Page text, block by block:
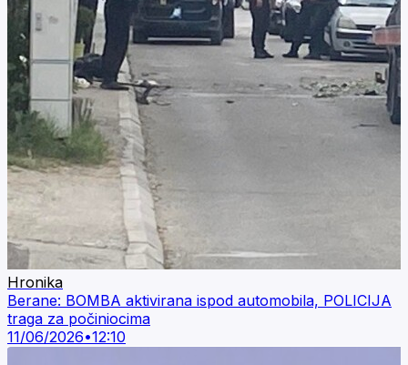
Hronika
Berane: BOMBA aktivirana ispod automobila, POLICIJA
traga za počiniocima
11/06/2026•12:10